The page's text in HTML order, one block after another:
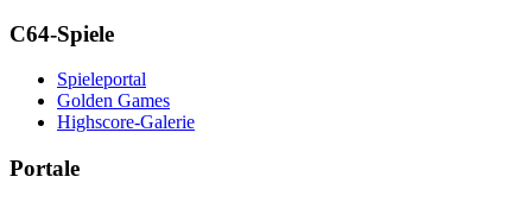
C64-Spiele
Spieleportal
Golden Games
Highscore-Galerie
Portale